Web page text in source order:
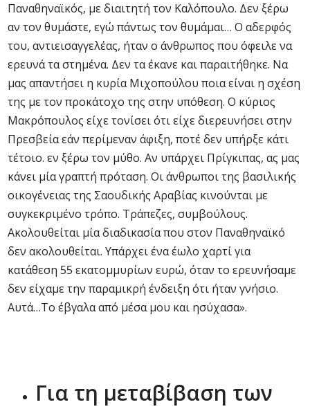
Παναθηναϊκός, με διαιτητή τον Καλόπουλο. Δεν ξέρω
αν τον θυμάστε, εγώ πάντως τον θυμάμαι… Ο αδερφός
του, αντιεισαγγελέας, ήταν ο άνθρωπος που όφειλε να
ερευνά τα στημένα. Δεν τα έκανε και παραιτήθηκε. Να
μας απαντήσει η κυρία Μιχοπούλου ποια είναι η σχέση
της με τον προκάτοχο της στην υπόθεση. Ο κύριος
Μακρόπουλος είχε τονίσει ότι είχε διερευνήσει στην
Πρεσβεία εάν περίμεναν άφιξη, ποτέ δεν υπήρξε κάτι
τέτοιο. εν ξέρω τον μύθο. Αν υπάρχει Πρίγκιπας, ας μας
κάνει μία γραπτή πρόταση. Οι άνθρωποι της βασιλικής
οικογένειας της Σαουδικής Αραβίας κινούνται με
συγκεκριμένο τρόπο. Τράπεζες, συμβούλους.
Ακολουθείται μία διαδικασία που στον Παναθηναϊκό
δεν ακολουθείται. Υπάρχει ένα έωλο χαρτί για
κατάθεση 55 εκατομμυρίων ευρώ, όταν το ερευνήσαμε
δεν είχαμε την παραμικρή ένδειξη ότι ήταν γνήσιο.
Αυτά…Το έβγαλα από μέσα μου και ησύχασα».
Για τη μεταβίβαση των